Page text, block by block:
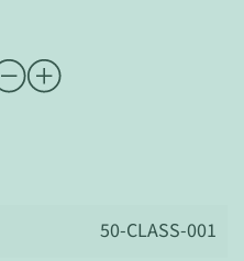
50-CLASS-001